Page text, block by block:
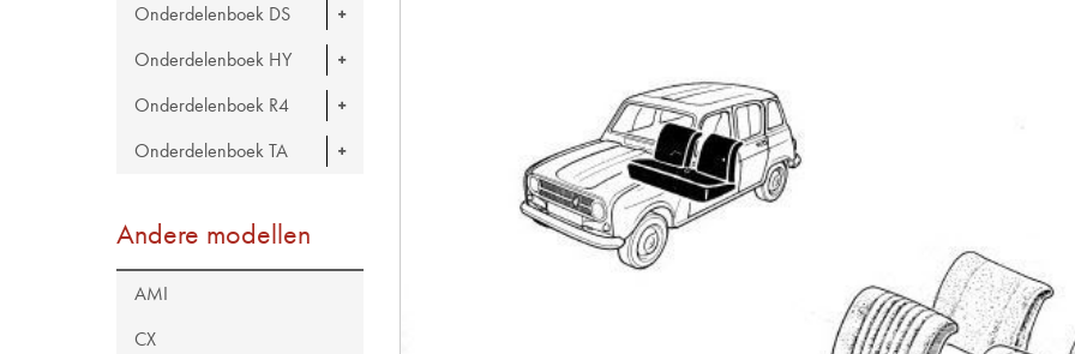
Onderdelenboek DS
Onderdelenboek HY
Onderdelenboek R4
Onderdelenboek TA
Andere modellen
AMI
CX